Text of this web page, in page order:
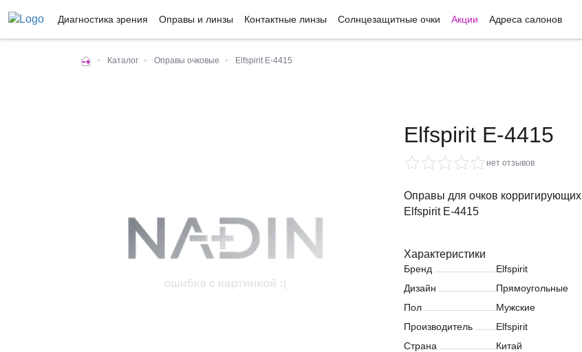
Диагностика зрения Оправы и линзы Контактные линзы Солнцезащитные очки Акции Адреса салонов
• Каталог • Оправы очковые • Elfspirit E-4415
Elfspirit E-4415
нет отзывов
Оправы для очков корригирующих
Elfspirit E-4415
Характеристики
Бренд
Elfspirit
Дизайн
Прямоугольные
Пол
Мужские
Производитель
Elfspirit
Страна
Китай